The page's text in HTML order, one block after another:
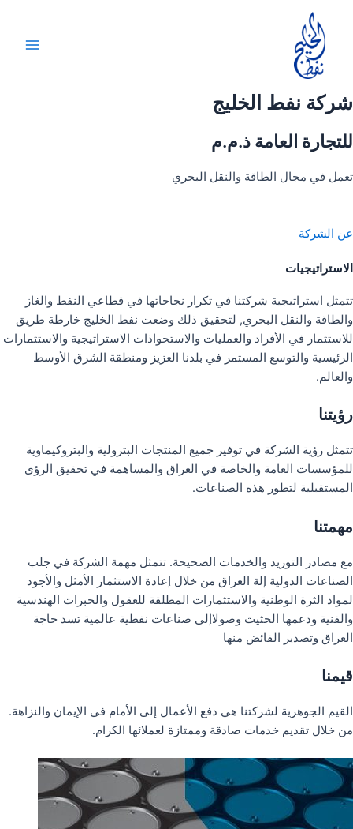
المحتوى
شركة نفط الخليج
للتجارة العامة ذ.م.م
تعمل في مجال الطاقة والنقل البحري
عن الشركة
الاستراتيجيات
تتمثل استراتيجية شركتنا في تكرار نجاحاتها في قطاعي النفط والغاز
والطاقة والنقل البحري, لتحقيق ذلك وضعت نفط الخليج خارطة طريق
للاستثمار في الأفراد والعمليات والاستحواذات الاستراتيجية والاستثمارات
الرئيسية والتوسع المستمر في بلدنا العزيز ومنطقة الشرق الأوسط
والعالم.
رؤيتنا
تتمثل رؤية الشركة في توفير جميع المنتجات البترولية والبتروكيماوية
للمؤسسات العامة والخاصة في العراق والمساهمة في تحقيق الرؤى
المستقبلية لتطور هذه الصناعات.
مهمتنا
مع مصادر التوريد والخدمات الصحيحة. تتمثل مهمة الشركة في جلب
الصناعات الدولية إلة العراق من خلال إعادة الاستثمار الأمثل والأجود
لمواد الثرة الوطنية والاستثمارات المطلقة للعقول والخبرات الهندسية
والفنية ودعمها الحثيث وصولاإلى صناعات نفطية عالمية تسد حاجة
العراق وتصدير الفائض منها
قيمنا
القيم الجوهرية لشركتنا هي دفع الأعمال إلى الأمام في الإيمان والنزاهة.
من خلال تقديم خدمات صادقة وممتازة لعملائها الكرام.